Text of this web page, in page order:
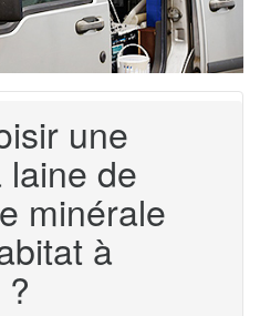
une
laine de
minérale
à